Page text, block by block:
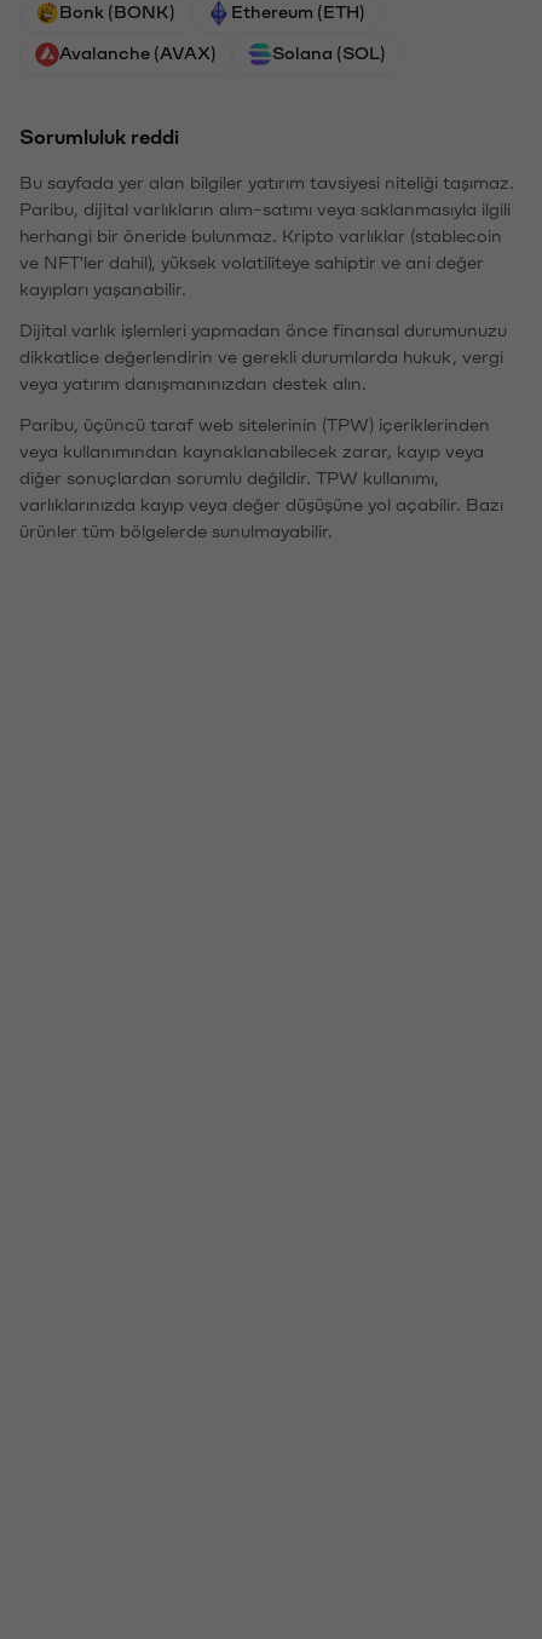
Bonk (BONK) Ethereum (ETH)
Avalanche (AVAX) Solana (SOL)
Sorumluluk reddi
Bu sayfada yer alan bilgiler yatırım tavsiyesi niteliği taşımaz.
Paribu, dijital varlıkların alım-satımı veya saklanmasıyla ilgili
herhangi bir öneride bulunmaz. Kripto varlıklar (stablecoin
ve NFT'ler dahil), yüksek volatiliteye sahiptir ve ani değer
kayıpları yaşanabilir.
Dijital varlık işlemleri yapmadan önce finansal durumunuzu
dikkatlice değerlendirin ve gerekli durumlarda hukuk, vergi
veya yatırım danışmanınızdan destek alın.
Paribu, üçüncü taraf web sitelerinin (TPW) içeriklerinden
veya kullanımından kaynaklanabilecek zarar, kayıp veya
diğer sonuçlardan sorumlu değildir. TPW kullanımı,
varlıklarınızda kayıp veya değer düşüşüne yol açabilir. Bazı
ürünler tüm bölgelerde sunulmayabilir.